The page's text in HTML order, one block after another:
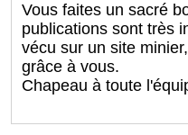
Vous faites un sacré
publications sont très
vécu sur un site
grâce à vous.
Chapeau à toute